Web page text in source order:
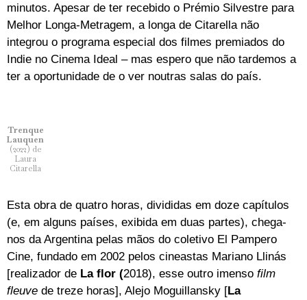
minutos. Apesar de ter recebido o Prémio Silvestre para
Melhor Longa-Metragem, a longa de Citarella não
integrou o programa especial dos filmes premiados do
Indie no Cinema Ideal – mas espero que não tardemos a
ter a oportunidade de o ver noutras salas do país.
Trenque
Lauquen
(2022) de
Laura
Citarella
Esta obra de quatro horas, divididas em doze capítulos
(e, em alguns países, exibida em duas partes), chega-
nos da Argentina pelas mãos do coletivo El Pampero
Cine, fundado em 2002 pelos cineastas Mariano Llinás
[realizador de La flor (2018), esse outro imenso film
fleuve de treze horas], Alejo Moguillansky [La